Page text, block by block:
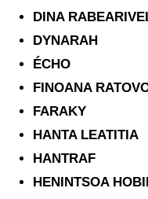
DINA
DYNARAH
ÉCHO
FINOANA
FARAKY
HANTA LEATITIA
HANTRAF
HENINTSOA